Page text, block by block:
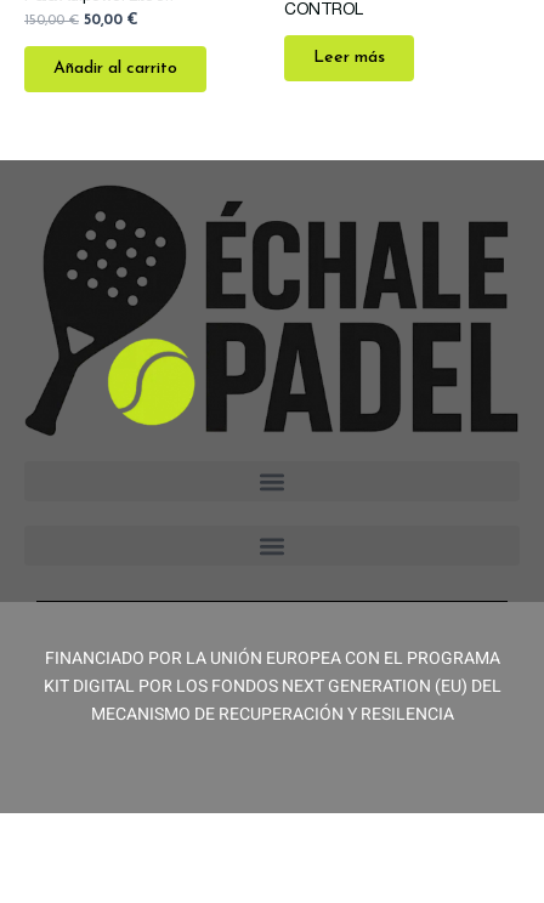
150,00€ 50,00 €
Añadir al carrito
CONTROL
Leer más
FINANCIADO POR LA UNIÓN EUROPEA CON EL PROGRAMA
KIT DIGITAL POR LOS FONDOS NEXT GENERATION (EU) DEL
MECANISMO DE RECUPERACIÓN Y RESILENCIA